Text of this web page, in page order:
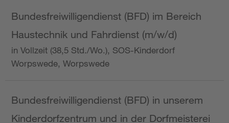
Bundesfreiwilligendienst (BFD) im Bereich
Haustechnik und Fahrdienst (m/w/d)
in Vollzeit (38,5 Std./Wo.), SOS-Kinderdorf
Worpswede, Worpswede
Bundesfreiwilligendienst (BFD) in unserem
Kinderdorfzentrum und in der Dorfmeisterei